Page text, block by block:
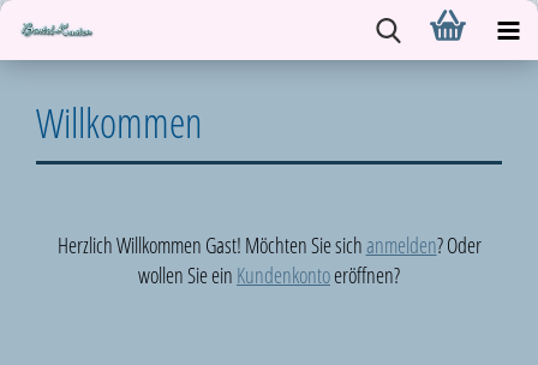
Willkommen
Herzlich Willkommen Gast! Möchten Sie sichanmelden? Oder
wollen Sie ein Kundenkontoeröffnen?